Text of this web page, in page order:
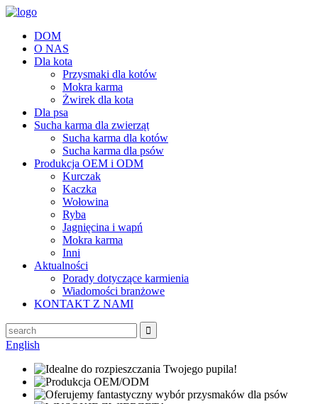
DOM
O NAS
Dla kota
Przysmaki dla kotów
Mokra karma
Żwirek dla kota
Dla psa
Sucha karma dla zwierząt
Sucha karma dla kotów
Sucha karma dla psów
Produkcja OEM i ODM
Kurczak
Kaczka
Wołowina
Ryba
Jagnięcina i wapń
Mokra karma
Inni
Aktualności
Porady dotyczące karmienia
Wiadomości branżowe
KONTAKT Z NAMI
English